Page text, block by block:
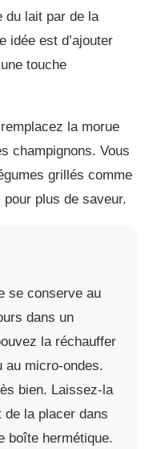
du lait par de la
idée est d’ajouter
touche
la morue
champignons. Vous
grillés comme
plus de saveur.
se conserve au
dans un
la réchauffer
au micro-ondes.
bien. Laissez-la
de la placer dans
boîte hermétique.